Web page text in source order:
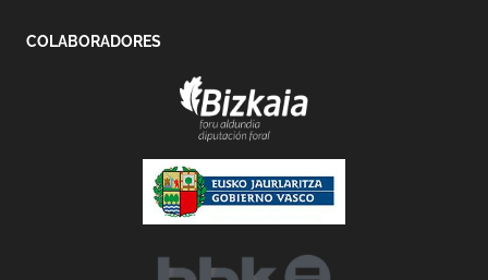
COLABORADORES